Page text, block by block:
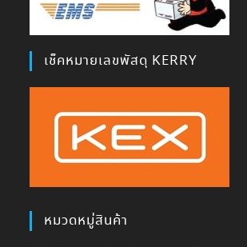
เช็คหมายเลขพัสดุ KERRY
หมวดหมู่สินค้า